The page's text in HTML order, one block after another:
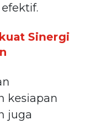
Sinergi
kesiapan
juga